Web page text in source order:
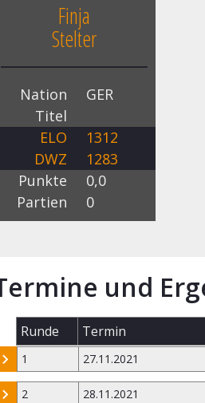
Finja
Stelter
Nation
GER
Titel
ELO
1312
DWZ
1283
Punkte
0,0
Partien
0
und
Runde Termin
1 27.11.2021
2 28.11.2021